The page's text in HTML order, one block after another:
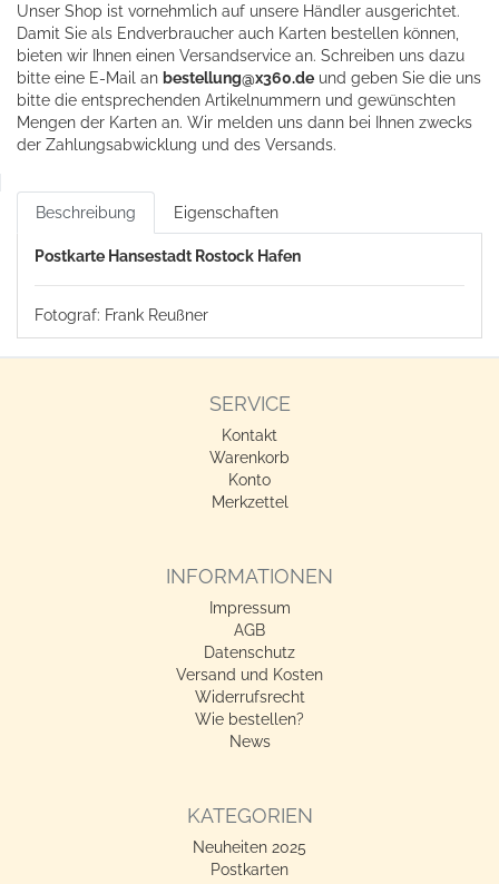
Unser Shop ist vornehmlich auf unsere Händler ausgerichtet.
Damit Sie als Endverbraucher auch Karten bestellen können,
bieten wir Ihnen einen Versandservice an. Schreiben uns dazu
bitte eine E-Mail an bestellung@x360.de und geben Sie die uns
bitte die entsprechenden Artikelnummern und gewünschten
Mengen der Karten an. Wir melden uns dann bei Ihnen zwecks
der Zahlungsabwicklung und des Versands.
Beschreibung Eigenschaften
Postkarte Hansestadt Rostock Hafen
Fotograf: Frank Reußner
SERVICE
Kontakt
Warenkorb
Konto
Merkzettel
INFORMATIONEN
Impressum
AGB
Datenschutz
Versand und Kosten
Widerrufsrecht
Wie bestellen?
News
KATEGORIEN
Neuheiten 2025
Postkarten